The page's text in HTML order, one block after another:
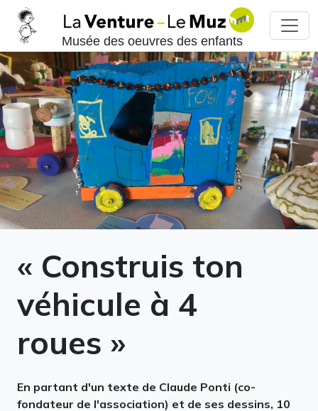
Musée des oeuvres des enfants
« Construis ton
véhicule à 4
roues »
En partant d'un texte de Claude Ponti (co-
fondateur de l'association) et de ses dessins, 10